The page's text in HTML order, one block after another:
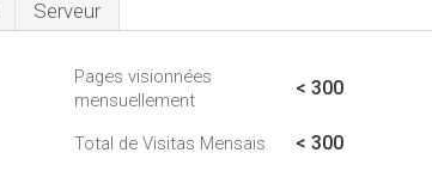
Serveur
Pages visionnées
mensuellement
< 300
Total de Visitas Mensais < 300